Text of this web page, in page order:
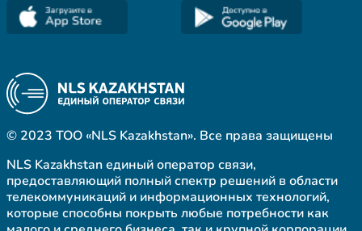
© 2023 ТОО «NLS Kazakhstan». Все права защищены
NLS Kazakhstan единый оператор связи,
предоставляющий полный спектр решений в области
телекоммуникаций и информационных технологий,
которые способны покрыть любые потребности как